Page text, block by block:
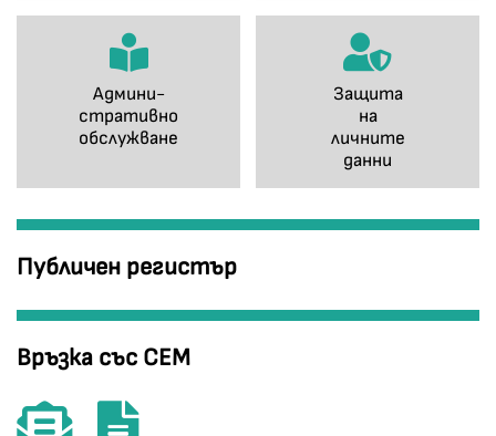
Админи-
стративно
обслужване
Защита
на
личните
данни
Публичен регистър
Връзка със СЕМ